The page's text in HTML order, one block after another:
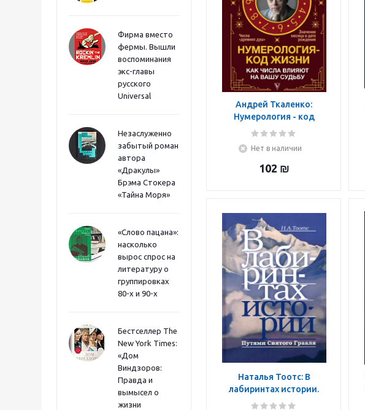
Фирма вместо
фермы. Вышли
воспоминания
экс-главы
русского
Universal
Незаслуженно
забытый роман
автора
«Дракулы»
Брэма Стокера
«Тайна Моря»
«Слово пацана»:
насколько
вырос спрос на
литературу о
группировках
80-х и 90-х
Бестселлер The
New York Times:
«Дом
Виндзоров:
Правда и
вымысел о
жизни
Андрей Ткаленко:
Нумерология - код
жизни. Как числа влияют
Нет в наличии
102 ₪
Наталья Тоотс: В
лабиринтах истории.
Путями Святого Грааля